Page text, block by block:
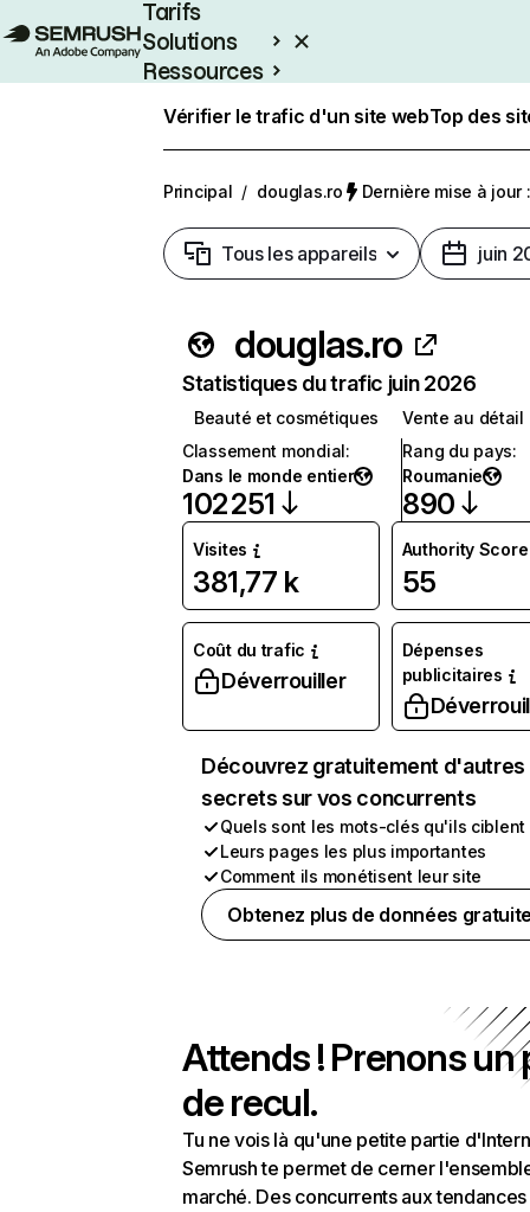
Tarifs
Solutions
Ressources
Vérifier le trafic d'un site webTop des
Principal / douglas.ro Dernière mise à jour
Tous les appareils juin
douglas.ro
Statistiques du trafic juin 2026
Beauté et cosmétiques
Vente au détail
Classement mondial:
Dans le monde entier
102 251
Rang du pays:
Roumanie
890
Visites
381,77 k
Authority Score
55
Coût du trafic
Déverrouiller
Dépenses
publicitaires
Découvrez gratuitement d'autres
secrets sur vos concurrents
Quels sont les mots-clés qu'ils ciblent
Leurs pages les plus importantes
Comment ils monétisent leur site
Obtenez plus de données
Attends ! Prenons un
de recul.
Tu ne vois là qu'une petite partie
Semrush te permet de cerner
marché. Des concurrents aux